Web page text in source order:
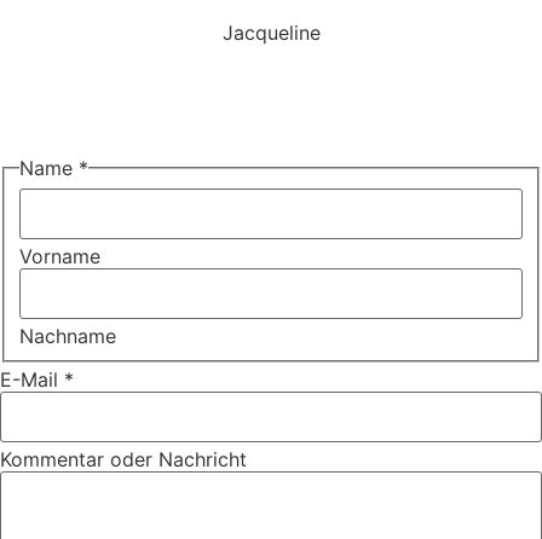
Jacqueline
Name *
Vorname
Nachname
E-Mail *
Kommentar oder Nachricht